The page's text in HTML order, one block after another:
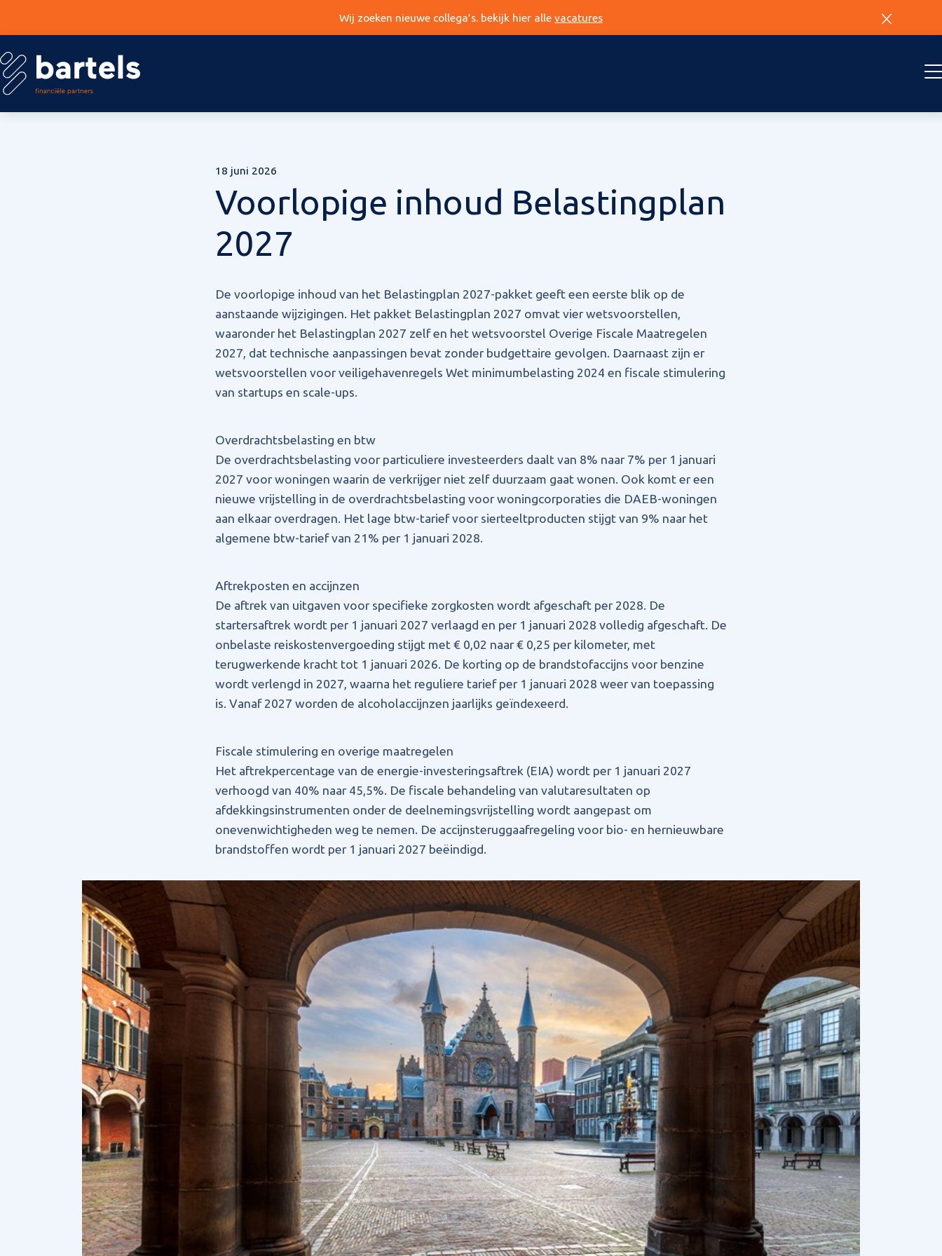
Wij zoeken nieuwe collega’s. bekijk hier alle vacatures
18 juni 2026
Voorlopige inhoud Belastingplan
2027
De voorlopige inhoud van het Belastingplan 2027-pakket geeft een eerste blik op de
aanstaande wijzigingen. Het pakket Belastingplan 2027 omvat vier wetsvoorstellen,
waaronder het Belastingplan 2027 zelf en het wetsvoorstel Overige Fiscale Maatregelen
2027, dat technische aanpassingen bevat zonder budgettaire gevolgen. Daarnaast zijn er
wetsvoorstellen voor veiligehavenregels Wet minimumbelasting 2024 en fiscale stimulering
van startups en scale-ups.
Overdrachtsbelasting en btw
De overdrachtsbelasting voor particuliere investeerders daalt van 8% naar 7% per 1 januari
2027 voor woningen waarin de verkrijger niet zelf duurzaam gaat wonen. Ook komt er een
nieuwe vrijstelling in de overdrachtsbelasting voor woningcorporaties die DAEB-woningen
aan elkaar overdragen. Het lage btw-tarief voor sierteeltproducten stijgt van 9% naar het
algemene btw-tarief van 21% per 1 januari 2028.
Aftrekposten en accijnzen
De aftrek van uitgaven voor specifieke zorgkosten wordt afgeschaft per 2028. De
startersaftrek wordt per 1 januari 2027 verlaagd en per 1 januari 2028 volledig afgeschaft. De
onbelaste reiskostenvergoeding stijgt met € 0,02 naar € 0,25 per kilometer, met
terugwerkende kracht tot 1 januari 2026. De korting op de brandstofaccijns voor benzine
wordt verlengd in 2027, waarna het reguliere tarief per 1 januari 2028 weer van toepassing
is. Vanaf 2027 worden de alcoholaccijnzen jaarlijks geïndexeerd.
Fiscale stimulering en overige maatregelen
Het aftrekpercentage van de energie-investeringsaftrek (EIA) wordt per 1 januari 2027
verhoogd van 40% naar 45,5%. De fiscale behandeling van valutaresultaten op
afdekkingsinstrumenten onder de deelnemingsvrijstelling wordt aangepast om
onevenwichtigheden weg te nemen. De accijnsteruggaafregeling voor bio- en hernieuwbare
brandstoffen wordt per 1 januari 2027 beëindigd.